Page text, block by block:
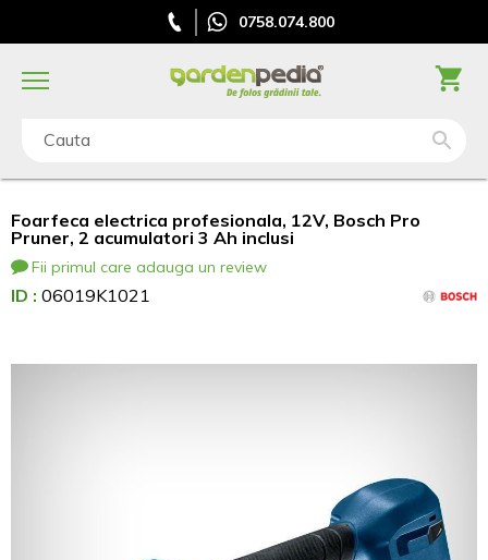
0758.074.800
Cauta
Foarfeca electrica profesionala, 12V, Bosch Pro
Pruner, 2 acumulatori 3 Ah inclusi
Fii primul care adauga un review
ID : 06019K1021